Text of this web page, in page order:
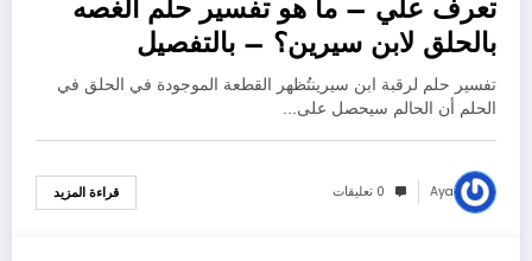
تعرف علي – ما هو تفسير حلم الغصه
بالحلق لابن سيرين؟ – بالتفصيل
تفسير حلم لرقبة ابن سيرينتُظهر القطعة الموجودة في الحلق في
الحلم أن الحالم سيحصل على…
Aya 0 تعليقات قراءة المزيد